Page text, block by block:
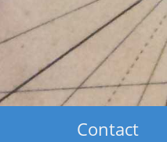
Contact